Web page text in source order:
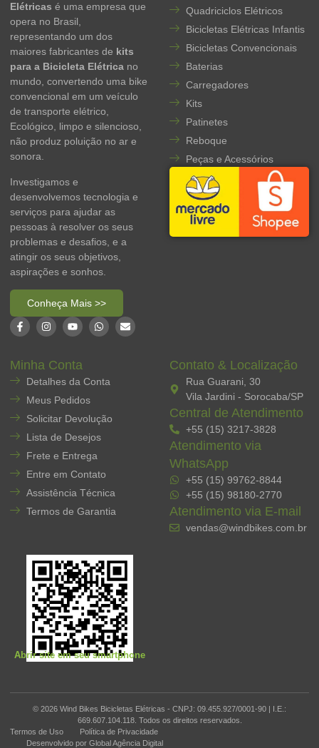
Elétricas é uma empresa que
opera no Brasil,
representando um dos
maiores fabricantes de kits
para a Bicicleta Elétrica no
mundo, convertendo uma bike
convencional em um veículo
de transporte elétrico,
Ecológico, limpo e silencioso,
não produz poluição no ar e
sonora.
Investigamos e
desenvolvemos tecnologia e
serviços para ajudar as
pessoas à resolver os seus
problemas e desafios, e a
atingir os seus objetivos,
aspirações e sonhos.
Conheça Mais >>
Quadriciclos Elétricos
Bicicletas Elétricas Infantis
Bicicletas Convencionais
Baterias
Carregadores
Kits
Patinetes
Reboque
Peças e Acessórios
Minha Conta
Detalhes da Conta
Meus Pedidos
Solicitar Devolução
Lista de Desejos
Frete e Entrega
Entre em Contato
Assistência Técnica
Termos de Garantia
Abrir site em seu smartphone
Contato & Localização
Rua Guarani, 30
Vila Jardini - Sorocaba/SP
Central de Atendimento
+55 (15) 3217-3828
Atendimento via
WhatsApp
+55 (15) 99762-8844
+55 (15) 98180-2770
Atendimento via E-mail
vendas@windbikes.com.br
© 2026 Wind Bikes Bicicletas Elétricas - CNPJ: 09.455.927/0001-90 | I.E.:
669.607.104.118. Todos os direitos reservados.
Termos de Uso
Política de Privacidade
Desenvolvido por Global Agência Digital